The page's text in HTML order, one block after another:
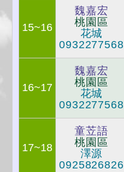
15~16
魏嘉宏
桃園區
花城
0932277568
16~17
魏嘉宏
桃園區
花城
0932277568
17~18
童苙語
桃園區
澤源
0925826826